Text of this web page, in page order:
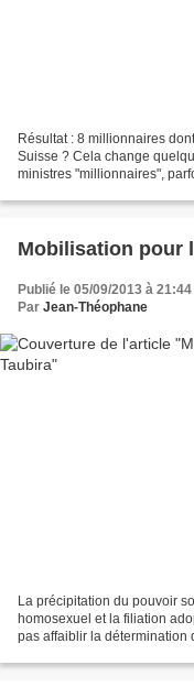
Résultat : 8 millionnaires
Suisse ? Cela change
ministres "millionnaires",
Mobilisation pour
Publié le 05/09/2013 à 21:44
Par Jean-Théophane
La précipitation du pouvoir
homosexuel et la filiation
pas affaiblir la détermination